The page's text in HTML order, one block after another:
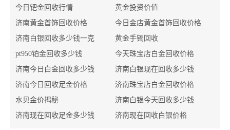
今日钯金回收行情
黄金投资价值
济南黄金首饰回收价格
今日金店黄金首饰回收价格
济南白银回收多少钱一克
黄金手镯回收
pt950铂金回收多少钱
今天珠宝店白金回收价格
济南今日白金回收多少钱
济南白银现在回收多少钱
济南今日回收足金价格
济南珠宝店白金回收价格
水贝金价揭秘
济南白银今天回收多少钱
济南现在回收足金多少钱
济南现在回收白银价格